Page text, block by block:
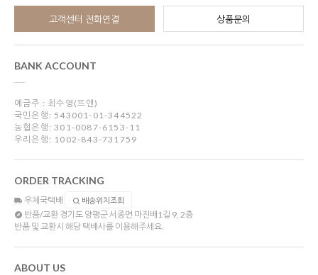
고객센터 전화연결 상품문의
BANK ACCOUNT
예금주 : 최수영(뜨앤)
국민은행: 543001-01-344522
농협은행: 301-0087-6153-11
우리은행: 1002-843-731759
ORDER TRACKING
우체국택배 배송위치조회
반품/교환 경기도 양평군 서종면 마진배1길 9, 2층
반품 및 교환시 해당 택배사를 이용해주세요.
ABOUT US